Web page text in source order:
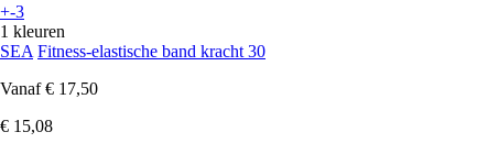
+-3
1 kleuren
SEA Fitness-elastische band kracht 30
Vanaf € 17,50
€ 15,08